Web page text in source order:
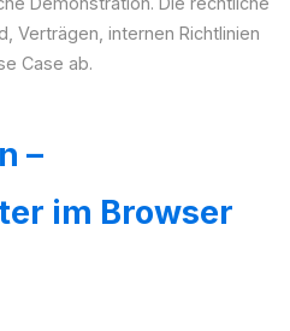
Verträgen, internen Richtlinien
Case ab.
–
im Browser